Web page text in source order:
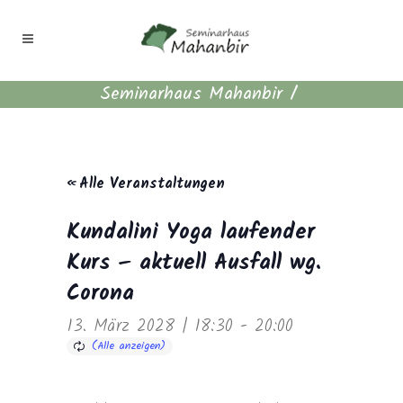
Seminarhaus Mahanbir/
« Alle Veranstaltungen
Kundalini Yoga laufender
Kurs – aktuell Ausfall wg.
Corona
13. März 2028 | 18:30 - 20:00